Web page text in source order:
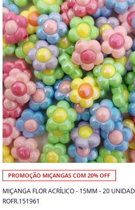
PROMOÇÃO MIÇANGAS COM 20% OFF
MIÇANGA FLOR ACRÍLICO - 15MM - 20
ROFR.151961